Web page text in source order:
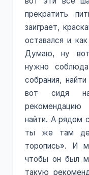
прекратить
заиграет,
оставался и
Думаю, ну вот
нужно
собрания,
вот сидя
рекомендацию
найти. А рядом
ты же там
торопись». И
чтобы он был
такую